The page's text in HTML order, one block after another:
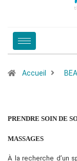
Accueil
PRENDRE SOIN DE
MASSAGES
À la recherche d’un